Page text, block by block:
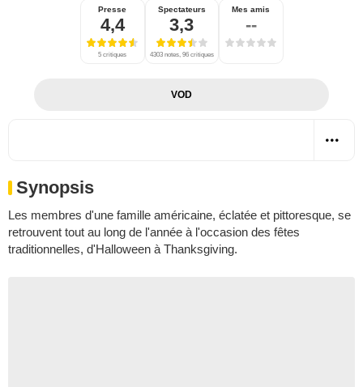
Presse
4,4
5 critiques
Spectateurs
3,3
4303 notes, 96 critiques
Mes amis
--
VOD
Synopsis
Les membres d'une famille américaine, éclatée et pittoresque, se
retrouvent tout au long de l'année à l'occasion des fêtes
traditionnelles, d'Halloween à Thanksgiving.